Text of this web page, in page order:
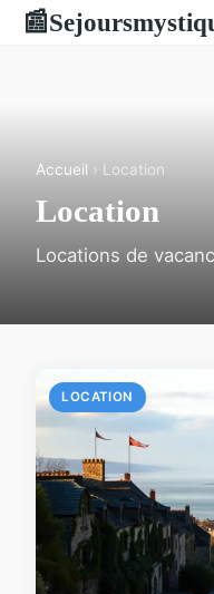
📰
Accueil › Location
Location
Locations de
LOCATION